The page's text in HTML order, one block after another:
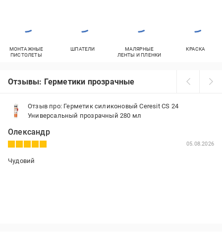
МОНТАЖНЫЕ
ПИСТОЛЕТЫ
ШПАТЕЛИ
МАЛЯРНЫЕ
ЛЕНТЫ И ПЛЕНКИ
КРАСКА
Отзывы: Герметики прозрачные
Отзыв про: Герметик силиконовый Ceresit CS 24
Универсальный прозрачный 280 мл
Олександр
05.08.2026
Чудовий